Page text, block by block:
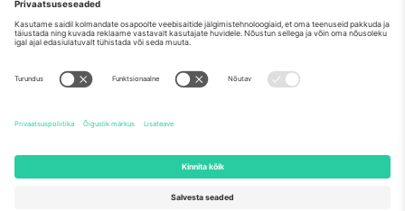
Mexico
Av Chapultepec 360, Roma
Norte, Cuauhtémoc, 06700
Ciudad de México, CDMX,
sündmusest ja/või domeenist. Detailide jaoks vaata konkreetse
sündmuse lehte, impressumit ja tingimusi.,
2026 Ticombo. Kõik õigused kaitstud.